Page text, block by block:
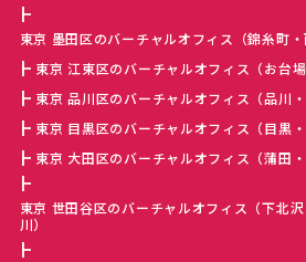
東京 墨田区のバーチャルオフィス（錦糸町・
東京 江東区のバーチャルオフィス（お台場
東京 品川区のバーチャルオフィス（品川・
東京 目黒区のバーチャルオフィス（目黒・
東京 大田区のバーチャルオフィス（蒲田・
東京 世田谷区のバーチャルオフィス（下北
川）